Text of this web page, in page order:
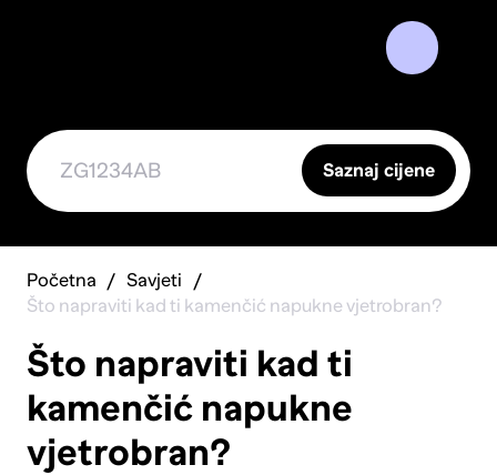
Saznaj cijene
Početna
Savjeti
Što napraviti kad ti kamenčić napukne vjetrobran?
Što napraviti kad ti
kamenčić napukne
vjetrobran?